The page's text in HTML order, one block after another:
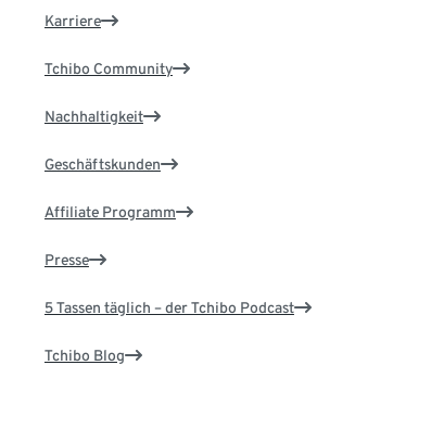
Karriere
Tchibo Community
Nachhaltigkeit
Geschäftskunden
Affiliate Programm
Presse
5 Tassen täglich – der Tchibo Podcast
Tchibo Blog